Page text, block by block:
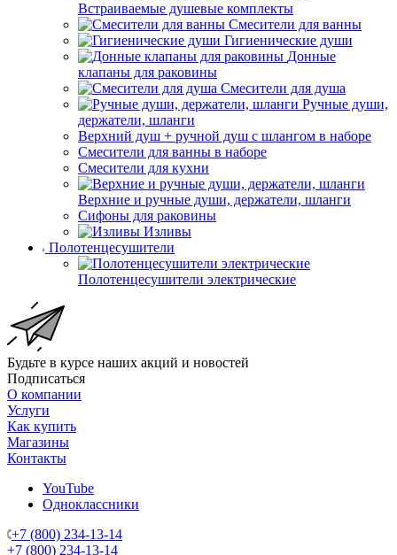
Встраиваемые душевые комплекты
Смесители для ванны
Гигиенические души
Донные
клапаны для раковины
Смесители для душа
Ручные души,
держатели, шланги
Верхний душ + ручной душ с шлангом в наборе
Смесители для ванны в наборе
Смесители для кухни
Верхние и ручные души, держатели, шланги
Сифоны для раковины
Изливы
Полотенцесушители
Полотенцесушители электрические
Будьте в курсе наших акций и новостей
Подписаться
О компании
Услуги
Как купить
Магазины
Контакты
YouTube
Одноклассники
+7 (800) 234-13-14
+7 (800) 234-13-14